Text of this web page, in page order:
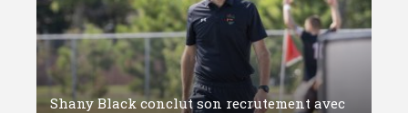
Shany Black conclut son recrutement avec